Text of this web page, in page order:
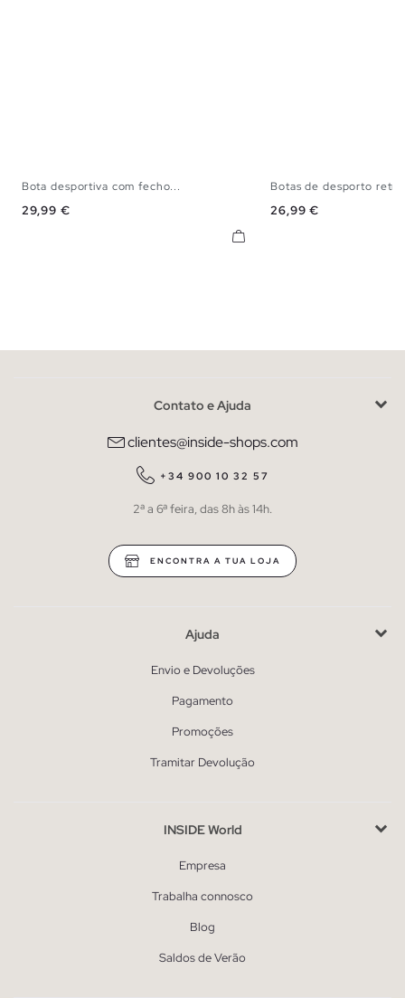
40
Bota desportiva com fecho...
Preço
29,99 €
Botas de desporto retro
Preço
26,99 €
Contato e Ajuda
clientes@inside-shops.com
+34 900 10 32 57
2ª a 6ª feira, das 8h às 14h.
ENCONTRA A TUA LOJA
Ajuda
Envio e Devoluções
Pagamento
Promoções
Tramitar Devolução
INSIDE World
Empresa
Trabalha connosco
Blog
Saldos de Verão